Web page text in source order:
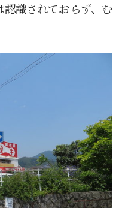
識されておらず、む